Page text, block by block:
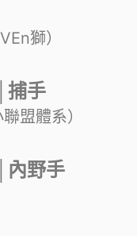
獅）
捕手
盟體系）
內野手